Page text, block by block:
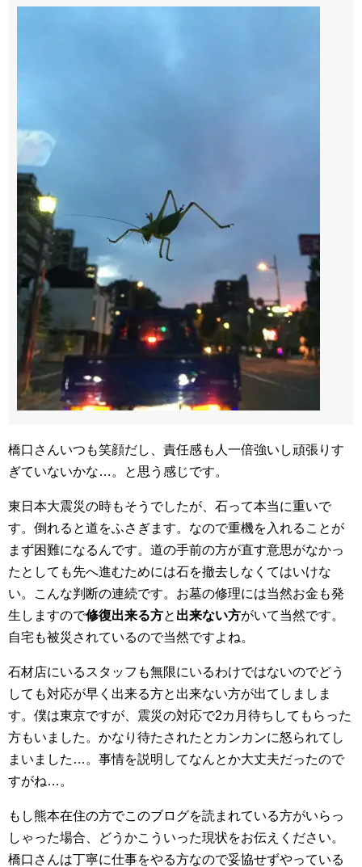
橋口さんいつも笑顔だし、責任感も人一倍強いし頑張りす
ぎていないかな…。と思う感じです。
東日本大震災の時もそうでしたが、石って本当に重いで
す。倒れると道をふさぎます。なので重機を入れることが
まず困難になるんです。道の手前の方が直す意思がなかっ
たとしても先へ進むためには石を撤去しなくてはいけな
い。こんな判断の連続です。お墓の修理には当然お金も発
生しますので修復出来る方と 出来ない方がいて当然です。
自宅も被災されているので当然ですよね。
石材店にいるスタッフも無限にいるわけではないのでどう
しても対応が早く出来る方と出来ない方が出てしましま
す。僕は東京ですが、震災の対応で2カ月待ちしてもらった
方もいました。かなり待たされたとカンカンに怒られてし
まいました…。事情を説明してなんとか大丈夫だったので
すがね…。
もし熊本在住の方でこのブログを読まれている方がいらっ
しゃった場合、どうかこういった現状をお伝えください。
橋口さんは丁寧に仕事をやる方なので妥協せずやっている